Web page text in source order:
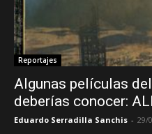
Reportajes
Algunas películas
deberías conocer:
Eduardo Serradilla Sanchis - 29/